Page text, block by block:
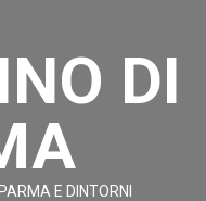
DI
E DINTORNI